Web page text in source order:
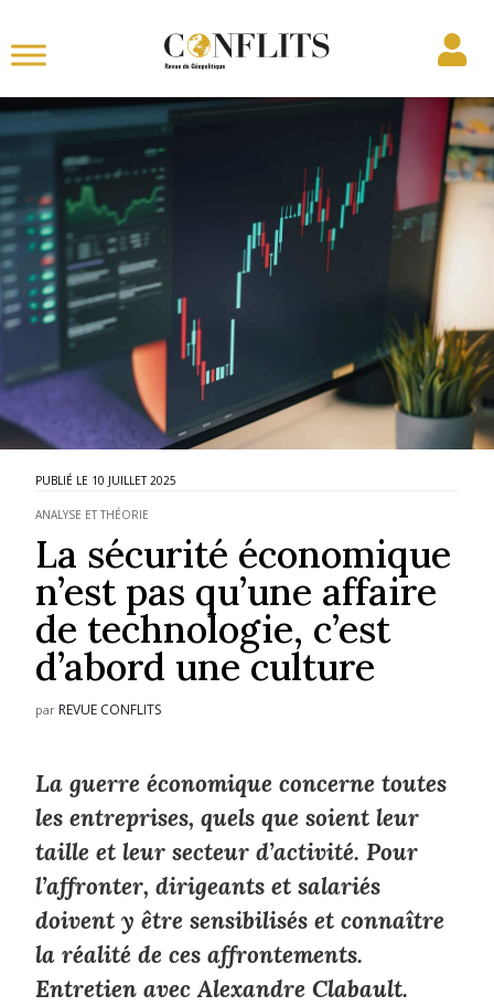
10 JUILLET 2025
ANALYSE ET THÉORIE
La sécurité économique
n’est pas qu’une affaire
de technologie, c’est
d’abord une culture
par REVUE CONFLITS
La guerre économique concerne toutes
les entreprises, quels que soient leur
taille et leur secteur d’activité. Pour
l’affronter, dirigeants et salariés
doivent y être sensibilisés et connaître
la réalité de ces affrontements.
Entretien avec Alexandre Clabault.